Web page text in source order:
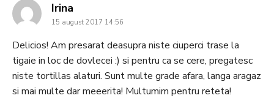
Irina
15 august 2017 14:56
Delicios! Am presarat deasupra niste ciuperci trase la
tigaie in loc de dovlecei :) si pentru ca se cere, pregatesc
niste tortillas alaturi. Sunt multe grade afara, langa aragaz
si mai multe dar meeerita! Multumim pentru reteta!